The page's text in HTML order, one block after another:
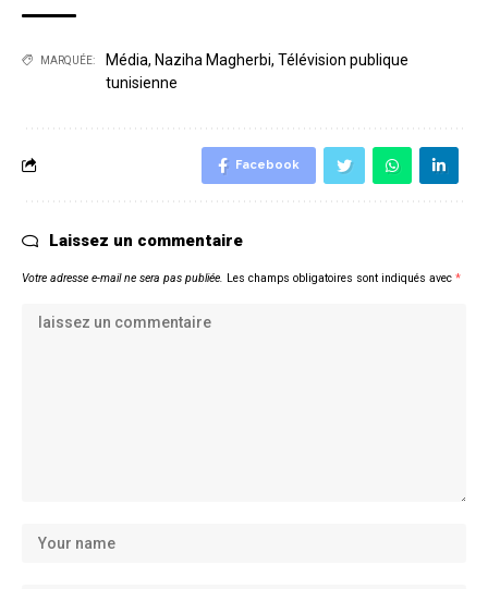
MARQUÉE: Média, Naziha Magherbi, Télévision publique
tunisienne
Facebook
Laissez un commentaire
Votre adresse e-mail ne sera pas publiée. Les champs obligatoires sont indiqués avec *